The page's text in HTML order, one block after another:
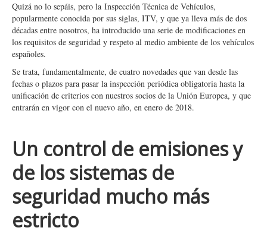
Quizá no lo sepáis, pero la Inspección Técnica de Vehículos,
popularmente conocida por sus siglas, ITV, y que ya lleva más de dos
décadas entre nosotros, ha introducido una serie de modificaciones en
los requisitos de seguridad y respeto al medio ambiente de los vehículos
españoles.
Se trata, fundamentalmente, de cuatro novedades que van desde las
fechas o plazos para pasar la inspección periódica obligatoria hasta la
unificación de criterios con nuestros socios de la Unión Europea, y que
entrarán en vigor con el nuevo año, en enero de 2018.
Un control de emisiones y
de los sistemas de
seguridad mucho más
estricto